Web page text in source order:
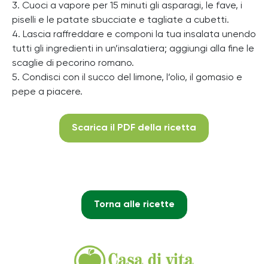
3. Cuoci a vapore per 15 minuti gli asparagi, le fave, i
piselli e le patate sbucciate e tagliate a cubetti.
4. Lascia raffreddare e componi la tua insalata unendo
tutti gli ingredienti in un’insalatiera; aggiungi alla fine le
scaglie di pecorino romano.
5. Condisci con il succo del limone, l’olio, il gomasio e
pepe a piacere.
Scarica il PDF della ricetta
Torna alle ricette